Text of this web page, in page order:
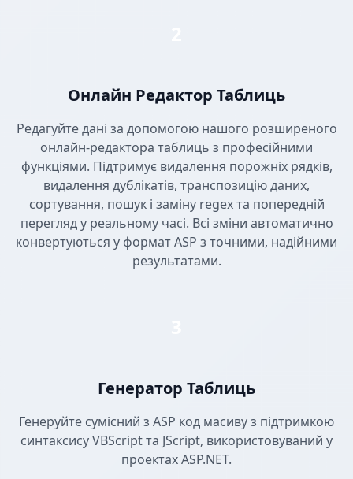
Онлайн Редактор Таблиць
Редагуйте дані за допомогою нашого розширеного
онлайн-редактора таблиць з професійними
функціями. Підтримує видалення порожніх рядків,
видалення дублікатів, транспозицію даних,
сортування, пошук і заміну regex та попередній
перегляд у реальному часі. Всі зміни автоматично
конвертуються у формат ASP з точними, надійними
результатами.
Генератор Таблиць
Генеруйте сумісний з ASP код масиву з підтримкою
синтаксису VBScript та JScript, використовуваний у
проектах ASP.NET.